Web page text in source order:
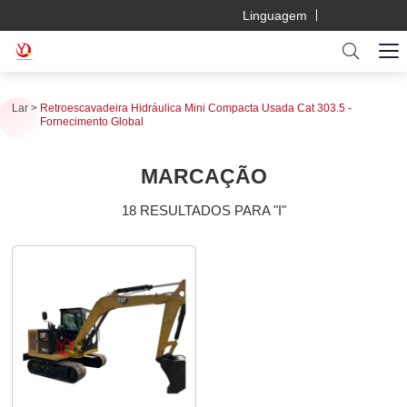
Linguagem
Lar
Retroescavadeira Hidráulica Mini Compacta Usada Cat 303.5 -
Fornecimento Global
MARCAÇÃO
18 RESULTADOS PARA "I"